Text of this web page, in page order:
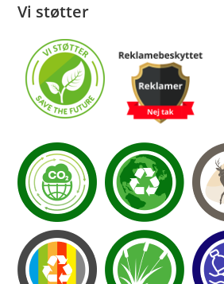
Vi støtter